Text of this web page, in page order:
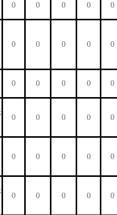
0 0 0 0 0
0 0 0 0 0
0 0 0 0 0
0 0 0 0 0
0 0 0 0 0
0 0 0 0 0